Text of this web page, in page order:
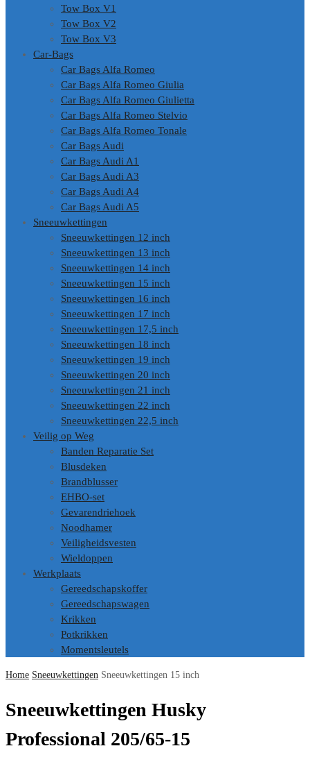
Tow Box V1
Tow Box V2
Tow Box V3
Car-Bags
Car Bags Alfa Romeo
Car Bags Alfa Romeo Giulia
Car Bags Alfa Romeo Giulietta
Car Bags Alfa Romeo Stelvio
Car Bags Alfa Romeo Tonale
Car Bags Audi
Car Bags Audi A1
Car Bags Audi A3
Car Bags Audi A4
Car Bags Audi A5
Sneeuwkettingen
Sneeuwkettingen 12 inch
Sneeuwkettingen 13 inch
Sneeuwkettingen 14 inch
Sneeuwkettingen 15 inch
Sneeuwkettingen 16 inch
Sneeuwkettingen 17 inch
Sneeuwkettingen 17,5 inch
Sneeuwkettingen 18 inch
Sneeuwkettingen 19 inch
Sneeuwkettingen 20 inch
Sneeuwkettingen 21 inch
Sneeuwkettingen 22 inch
Sneeuwkettingen 22,5 inch
Veilig op Weg
Banden Reparatie Set
Blusdeken
Brandblusser
EHBO-set
Gevarendriehoek
Noodhamer
Veiligheidsvesten
Wieldoppen
Werkplaats
Gereedschapskoffer
Gereedschapswagen
Krikken
Potkrikken
Momentsleutels
Home Sneeuwkettingen Sneeuwkettingen 15 inch
Sneeuwkettingen Husky
Professional 205/65-15